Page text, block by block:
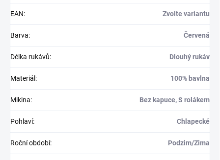
EAN: Zvolte variantu
Barva: Červená
Délka rukávů: Dlouhý rukáv
Materiál : 100% bavlna
Mikina: Bez kapuce, S rolákem
Pohlaví: Chlapecké
Roční období: Podzim/Zima